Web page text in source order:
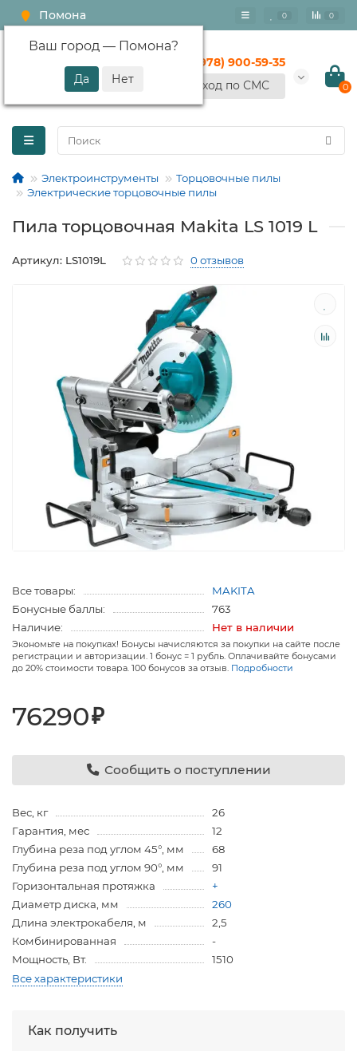
Помона
Ваш город — Помона?
0 0
+7 (978) 900-59-35
Вход по СМС
0
Электроинструменты
Торцовочные пилы
Электрические торцовочные пилы
Пила торцовочная Makita LS 1019 L
Артикул: LS1019L 0 отзывов
Все товары:
MAKITA
Бонусные баллы:
763
Наличие:
Нет в наличии
Экономьте на покупках! Бонусы начисляются за покупки на сайте после
регистрации и авторизации. 1 бонус = 1 рубль. Оплачивайте бонусами
до 20% стоимости товара. 100 бонусов за отзыв. Подробности
76290₽
Сообщить о поступлении
Вес, кг
26
Гарантия, мес
12
Глубина реза под углом 45°, мм
68
Глубина реза под углом 90°, мм
91
Горизонтальная протяжка
+
Диаметр диска, мм
260
Длина электрокабеля, м
2,5
Комбинированная
-
Мощность, Вт.
1510
Все характеристики
Как получить